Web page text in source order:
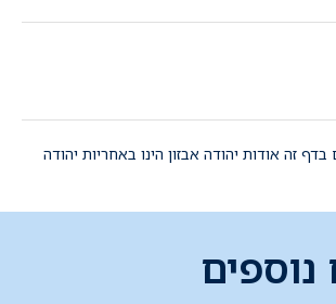
זה אודות יהודה אבזון הינו באחריות יהודה